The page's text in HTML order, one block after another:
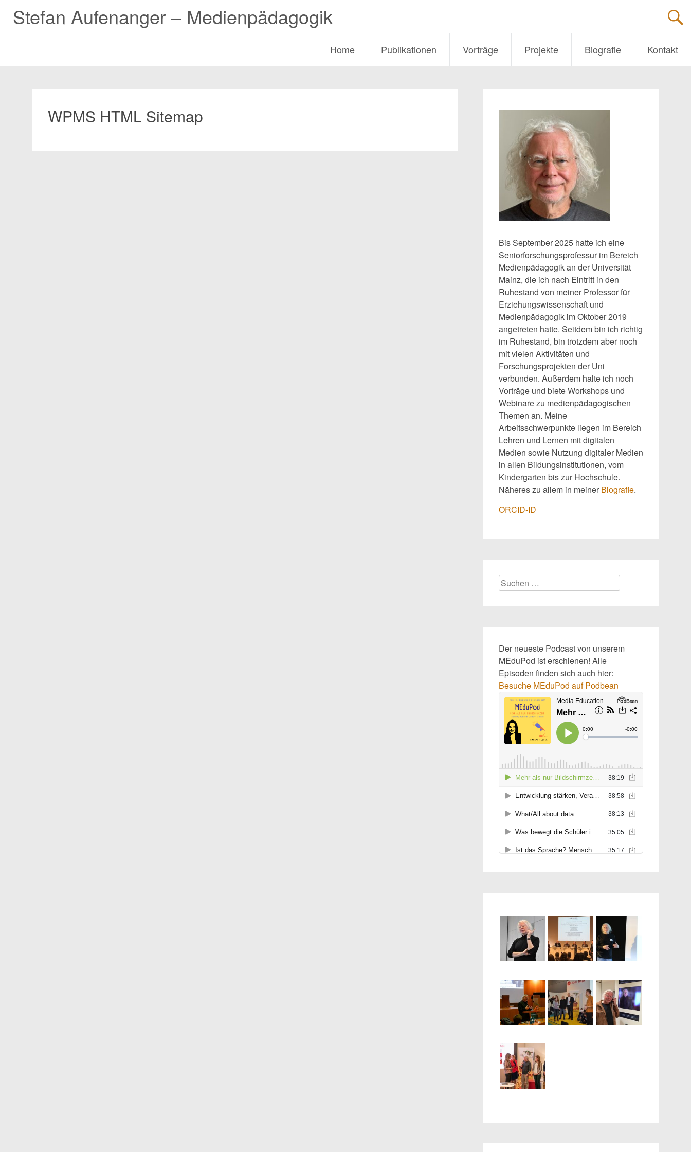
Stefan Aufenanger – Medienpädagogik
Home Publikationen Vorträge Projekte Biografie Kontakt
WPMS HTML Sitemap
Bis September 2025 hatte ich eine
Seniorforschungsprofessur im Bereich
Medienpädagogik an der Universität
Mainz, die ich nach Eintritt in den
Ruhestand von meiner Professor für
Erziehungswissenschaft und
Medienpädagogik im Oktober 2019
angetreten hatte. Seitdem bin ich richtig
im Ruhestand, bin trotzdem aber noch
mit vielen Aktivitäten und
Forschungsprojekten der Uni
verbunden. Außerdem halte ich noch
Vorträge und biete Workshops und
Webinare zu medienpädagogischen
Themen an. Meine
Arbeitsschwerpunkte liegen im Bereich
Lehren und Lernen mit digitalen
Medien sowie Nutzung digitaler Medien
in allen Bildungsinstitutionen, vom
Kindergarten bis zur Hochschule.
Näheres zu allem in meiner Biografie.
ORCID-ID
Suchen
nach:
Der neueste Podcast von unserem
MEduPod ist erschienen! Alle
Episoden finden sich auch hier:
Besuche MEduPod auf Podbean